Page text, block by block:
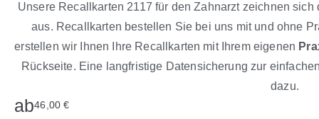
Unsere Recallkarten 2117 für den Zahnarzt zeichnen
aus. Recallkarten bestellen Sie bei uns mit und ohne
erstellen wir Ihnen Ihre Recallkarten mit Ihrem eigenen
Rückseite. Eine langfristige Datensicherung zur
dazu.
ab46,00€